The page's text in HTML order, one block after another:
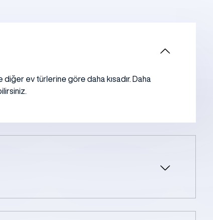
ev türlerine göre daha kısadır. Daha